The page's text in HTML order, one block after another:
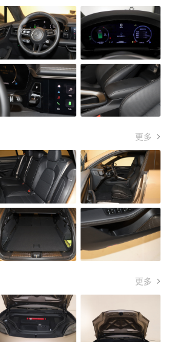
更多
更多